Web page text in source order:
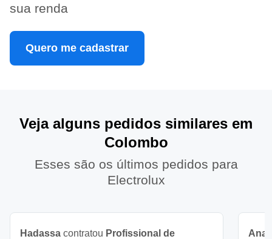
sua renda
Quero me cadastrar
Veja alguns pedidos similares em
Colombo
Esses são os últimos pedidos para
Electrolux
Hadassa contratou Profissional de
Ana